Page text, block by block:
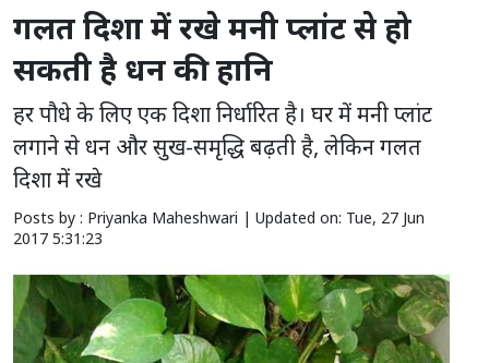
गलत दिशा में रखे मनी प्लांट से हो
सकती है धन की हानि
हर पौधे के लिए एक दिशा निर्धारित है। घर में मनी प्लांट
लगाने से धन और सुख-समृद्धि बढ़ती है, लेकिन गलत
दिशा में रखे
Posts by : Priyanka Maheshwari | Updated on: Tue, 27 Jun
2017 5:31:23